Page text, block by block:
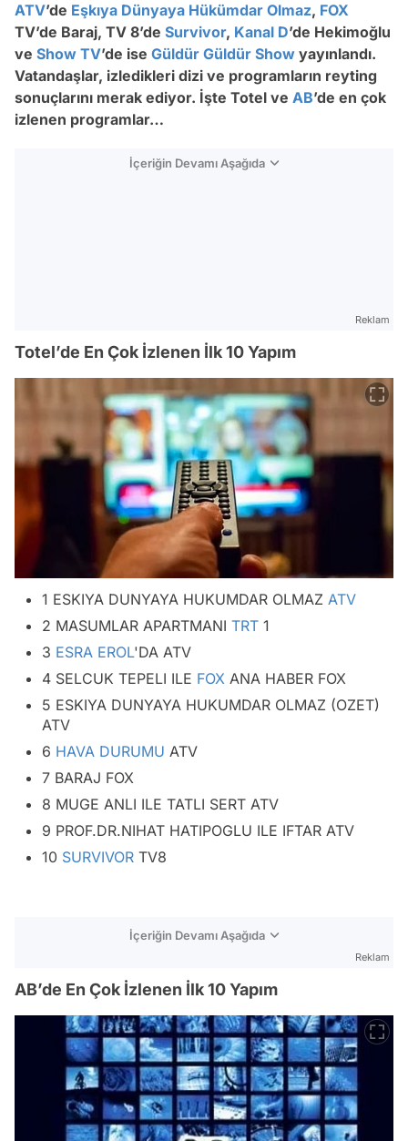
ATV’de Eşkıya Dünyaya Hükümdar Olmaz, FOX
TV’de Baraj, TV 8’de Survivor, Kanal D’de Hekimoğlu
ve Show TV’de ise Güldür Güldür Show yayınlandı.
Vatandaşlar, izledikleri dizi ve programların reyting
sonuçlarını merak ediyor. İşte Totel ve AB’de en çok
izlenen programlar…
İçeriğin Devamı Aşağıda
Reklam
Totel’de En Çok İzlenen İlk 10 Yapım
1 ESKIYA DUNYAYA HUKUMDAR OLMAZ ATV
2 MASUMLAR APARTMANI TRT 1
3 ESRA EROL'DA ATV
4 SELCUK TEPELI ILE FOX ANA HABER FOX
5 ESKIYA DUNYAYA HUKUMDAR OLMAZ (OZET)
ATV
6 HAVA DURUMU ATV
7 BARAJ FOX
8 MUGE ANLI ILE TATLI SERT ATV
9 PROF.DR.NIHAT HATIPOGLU ILE IFTAR ATV
10 SURVIVOR TV8
İçeriğin Devamı Aşağıda
Reklam
AB’de En Çok İzlenen İlk 10 Yapım